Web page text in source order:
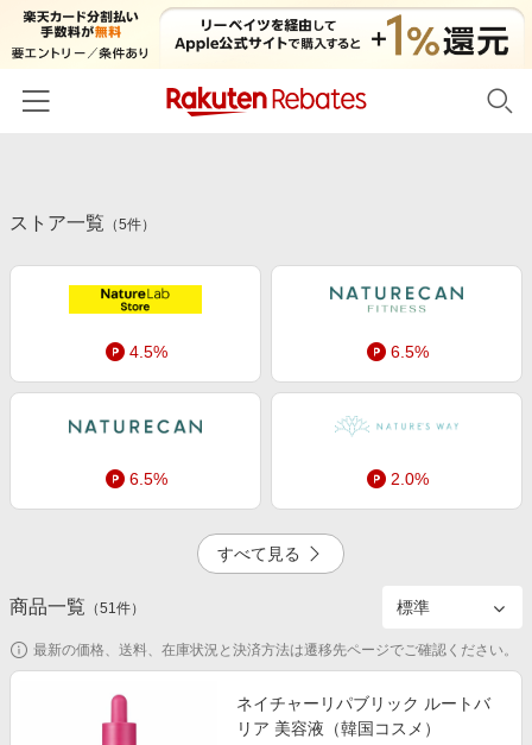
カテゴリー一覧
百貨店・総合ECモール
ファッション・インナー・小物
食品・スイーツ・お酒
日用品・キッチン用品
コスメ・健康・医薬品
キッズ・ベビー用品
家電・PC・スマホ・カメラ
ペット・花・DIY・車
旅行・レジャー・ホテル予約
初回購入者限定特典
電子書籍特集
旅行特集
わくわく夏特集
とことん買い物チャレンジ
Apple公式サイト×楽天カード分割払い
友達紹介
楽天IDでログイン/会員登録
ストア一覧 （5件）
4.5% 6.5%
6.5% 2.0%
掲載終了
すべて見る
商品一覧 （51件）
最新の価格、送料、在庫状況と決済方法は遷移先ページでご確認ください。
ネイチャーリパブリック ルートバ
リア 美容液（韓国コスメ）